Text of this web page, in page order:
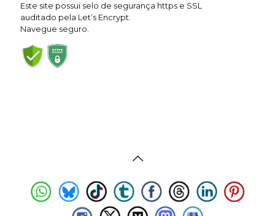
Este site possui selo de segurança https e SSL
auditado pela Let’s Encrypt.
Navegue seguro.